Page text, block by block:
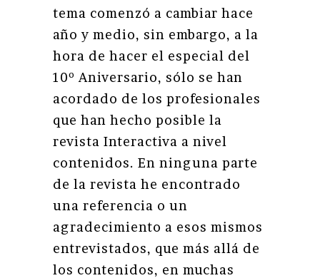
tema comenzó a cambiar hace
año y medio, sin embargo, a la
hora de hacer el especial del
10º Aniversario, sólo se han
acordado de los profesionales
que han hecho posible la
revista Interactiva a nivel
contenidos. En ninguna parte
de la revista he encontrado
una referencia o un
agradecimiento a esos mismos
entrevistados, que más allá de
los contenidos, en muchas